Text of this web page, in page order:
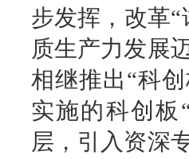
步发挥，改革
质生产力发展
相继推出“科
实施的科创板
层，引入资深